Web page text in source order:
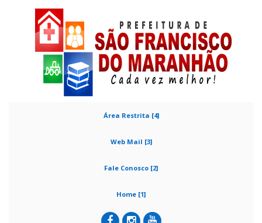
Área Restrita [4]
Web Mail [3]
Fale Conosco [2]
Home [1]